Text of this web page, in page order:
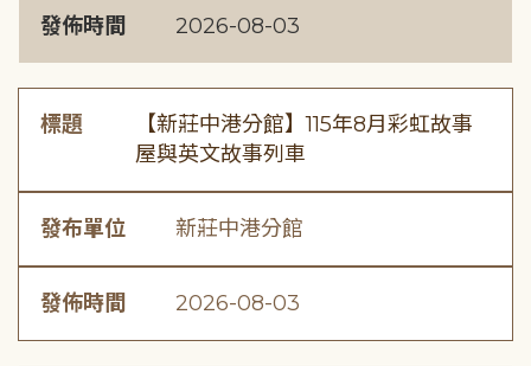
發佈時間 2026-08-03
標題
【新莊中港分館】115年8月彩虹故事
屋與英文故事列車
發布單位 新莊中港分館
發佈時間 2026-08-03